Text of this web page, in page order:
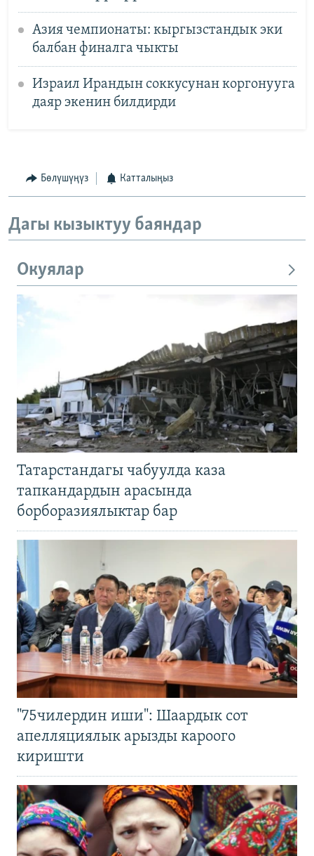
Азия чемпионаты: кыргызстандык эки
балбан финалга чыкты
Израил Ирандын соккусунан коргонууга
даяр экенин билдирди
Бөлүшүңүз Катталыңыз
Дагы кызыктуу баяндар
Окуялар
Татарстандагы чабуулда каза
тапкандардын арасында
борборазиялыктар бар
"75чилердин иши": Шаардык сот
апелляциялык арызды кароого
киришти